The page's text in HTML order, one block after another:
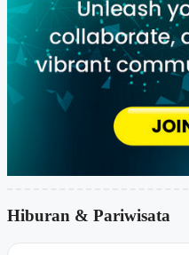
Hiburan & Pariwisata